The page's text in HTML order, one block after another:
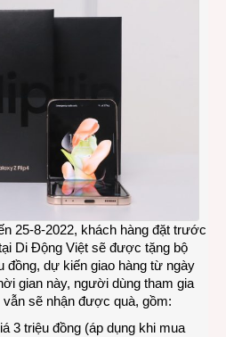
25-8-2022, khách hàng đặt trước
Di Động Việt sẽ được tặng bộ
đồng, dự kiến giao hàng từ ngày
gian này, người dùng tham gia
sẽ nhận được quà, gồm:
3 triệu đồng (áp dụng khi mua